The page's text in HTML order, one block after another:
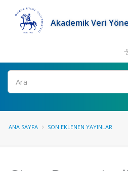
Akademik Veri
Ara
ANA SAYFA SON EKLENEN YAYINLAR